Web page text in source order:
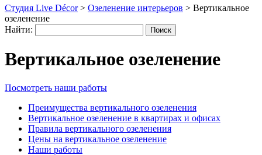
Студия Live Décor> Озеленение интерьеров > Вертикальное
озеленение
Найти:
Вертикальное озеленение
Посмотреть наши работы
Преимущества вертикального озеленения
Вертикальное озеленение в квартирах и офисах
Правила вертикального озеленения
Цены на вертикальное озеленение
Наши работы